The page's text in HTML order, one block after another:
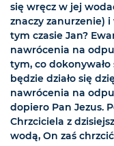
się wręcz w jej
znaczy zanurzenie) i
tym czasie Jan?
nawrócenia na
tym, co dokonywało
będzie działo się
nawrócenia na
dopiero Pan Jezus.
Chrzciciela z
wodą, On zaś